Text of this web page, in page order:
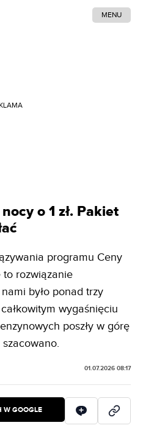
MENU
o 1 zł. Pakiet
programu Ceny
to rozwiązanie
było ponad trzy
wygaśnięciu
poszły w górę
01.07.2026 08:17
GOOGLE